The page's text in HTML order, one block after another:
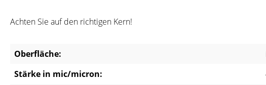
Achten Sie auf den richtigen Kern!
Oberfläche:
Stärke in mic/micron: